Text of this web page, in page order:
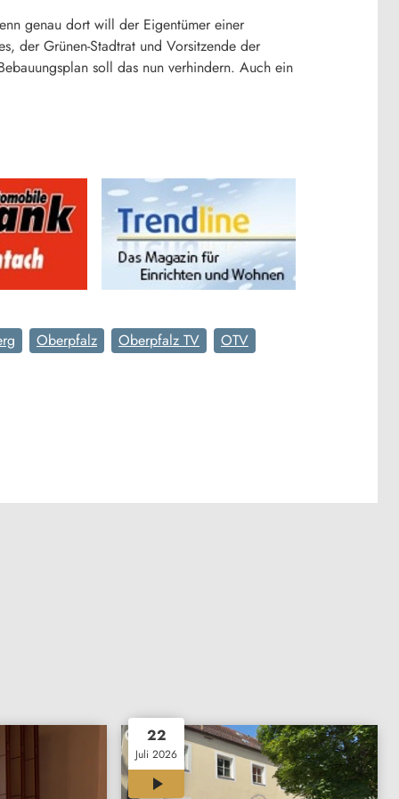
genau dort will der Eigentümer einer
der Grünen-Stadtrat und Vorsitzende der
soll das nun verhindern. Auch ein
Oberpfalz Oberpfalz TV
OTV
22
Juli 2026